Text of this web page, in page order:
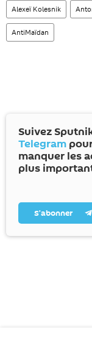
Alexeï Kolesnik
AntiMaïdan
Suivez
Telegram
manquer les
plus
S’abonner